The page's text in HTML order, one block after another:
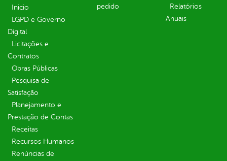
Inicio
LGPD e Governo
Digital
Licitações e
Contratos
Obras Públicas
Pesquisa de
Satisfação
Planejamento e
Prestação de Contas
Receitas
Recursos Humanos
Renúncias de
pedido
Relatórios
Anuais